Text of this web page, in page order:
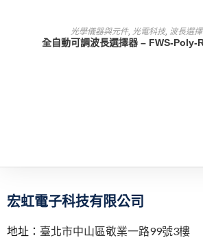
查看內容
光學儀器與元件, 光電科技, 波長選
全自動可調波長選擇器 – FWS-Poly-
宏虹電子科技有限公司
地址： 臺北市中山區敬業一路99號3樓